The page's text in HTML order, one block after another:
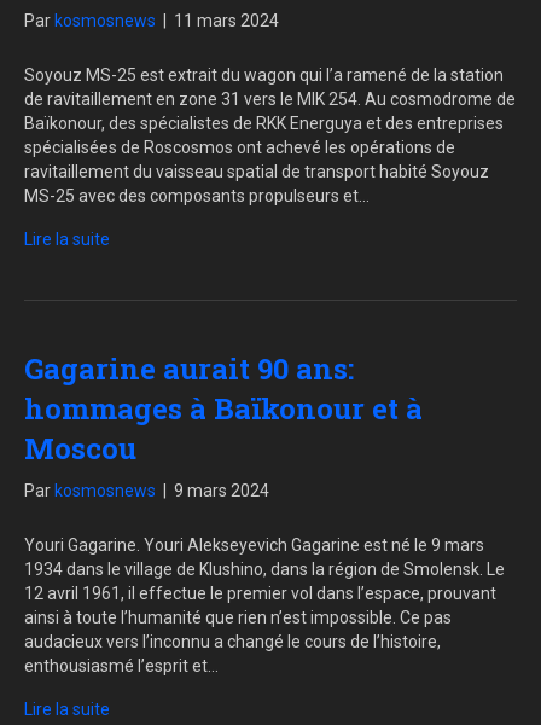
Par kosmosnews 11 mars 2024
Soyouz MS-25 est extrait du wagon qui l’a ramené de la station
de ravitaillement en zone 31 vers le MIK 254. Au cosmodrome de
Baïkonour, des spécialistes de RKK Energuya et des entreprises
spécialisées de Roscosmos ont achevé les opérations de
ravitaillement du vaisseau spatial de transport habité Soyouz
MS-25 avec des composants propulseurs et…
Lire la suite
Gagarine aurait 90 ans:
hommages à Baïkonour et à
Moscou
Par kosmosnews 9 mars 2024
Youri Gagarine. Youri Alekseyevich Gagarine est né le 9 mars
1934 dans le village de Klushino, dans la région de Smolensk. Le
12 avril 1961, il effectue le premier vol dans l’espace, prouvant
ainsi à toute l’humanité que rien n’est impossible. Ce pas
audacieux vers l’inconnu a changé le cours de l’histoire,
enthousiasmé l’esprit et…
Lire la suite